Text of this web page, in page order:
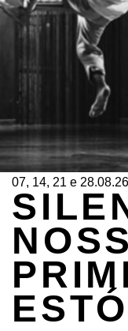
07, 14, 21 e